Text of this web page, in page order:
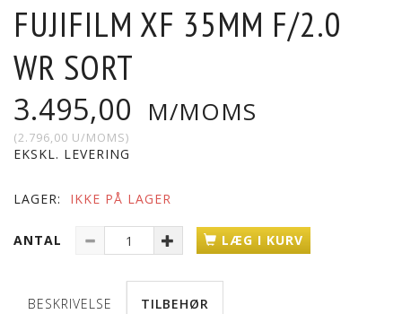
FUJIFILM XF 35MM F/2.0
WR SORT
3.495,00 M/MOMS
(2.796,00 U/MOMS)
EKSKL. LEVERING
LAGER: IKKE PÅ LAGER
ANTAL LÆG I KURV
BESKRIVELSE TILBEHØR